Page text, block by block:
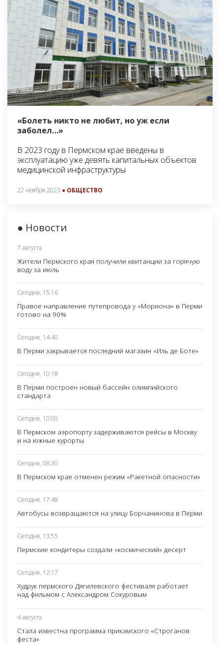
«Болеть никто не любит, но уж если
заболел…»
В 2023 году в Пермском крае введены в
эксплуатацию уже девять капитальных объектов
медицинской инфраструктуры
22 ноября 2023 ● ОБЩЕСТВО
● Новости
7 августа
Жители Пермского края получили квитанции за горячую
воду за июль
Сегодня, 15:16
Правое направление путепровода у «Мориона» в Перми
готово на 90%
Сегодня, 14:40
В Перми закрывается последний магазин «Иль де Боте»
Сегодня, 10:18
В Перми построен новый бассейн олимпийского
стандарта
Сегодня, 10:00
В Пермском аэропорту задерживаются рейсы в Москву
и на южные курорты
Сегодня, 08:30
В Пермском крае отменен режим «Ракетной опасности»
Сегодня, 17:48
Автобусы возвращаются на улицу Борчанинова в Перми
Сегодня, 13:55
Пермские кондитеры создали «космический» десерт
Сегодня, 12:17
Худрук пермского Дягилевского фестиваля работает
над фильмом с Александром Сокуровым
4 августа
Стала известна программа прикамского «Строганов
феста»